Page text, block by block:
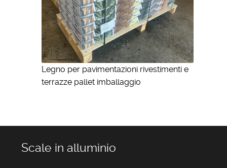
Legno per pavimentazioni rivestimenti e
terrazze pallet imballaggio
Scale in alluminio